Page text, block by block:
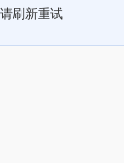
刷新重试